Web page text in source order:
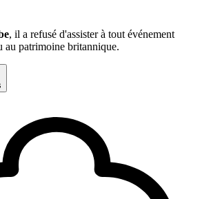
, il a refusé d'assister à tout événement
au patrimoine britannique.